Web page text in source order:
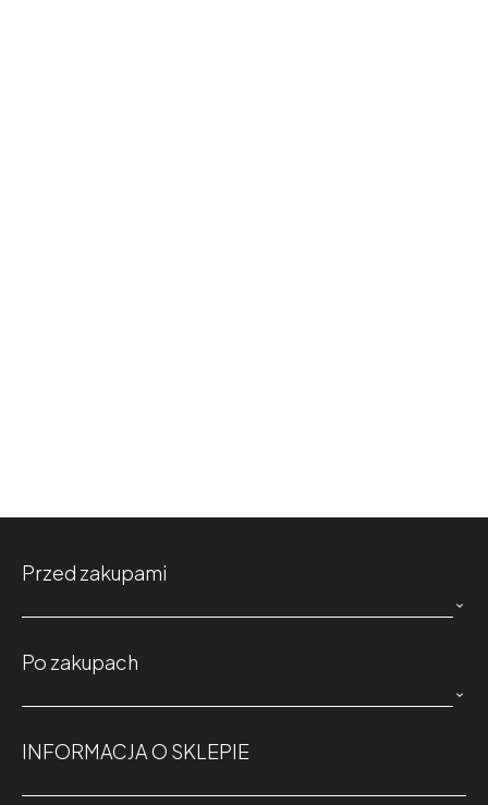
Przed zakupami

Po zakupach

INFORMACJA O SKLEPIE